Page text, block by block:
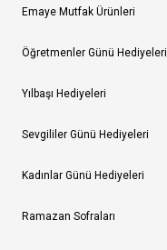
Emaye Mutfak Ürünleri
Öğretmenler Günü Hediyeleri
Yılbaşı Hediyeleri
Sevgililer Günü Hediyeleri
Kadınlar Günü Hediyeleri
Ramazan Sofraları